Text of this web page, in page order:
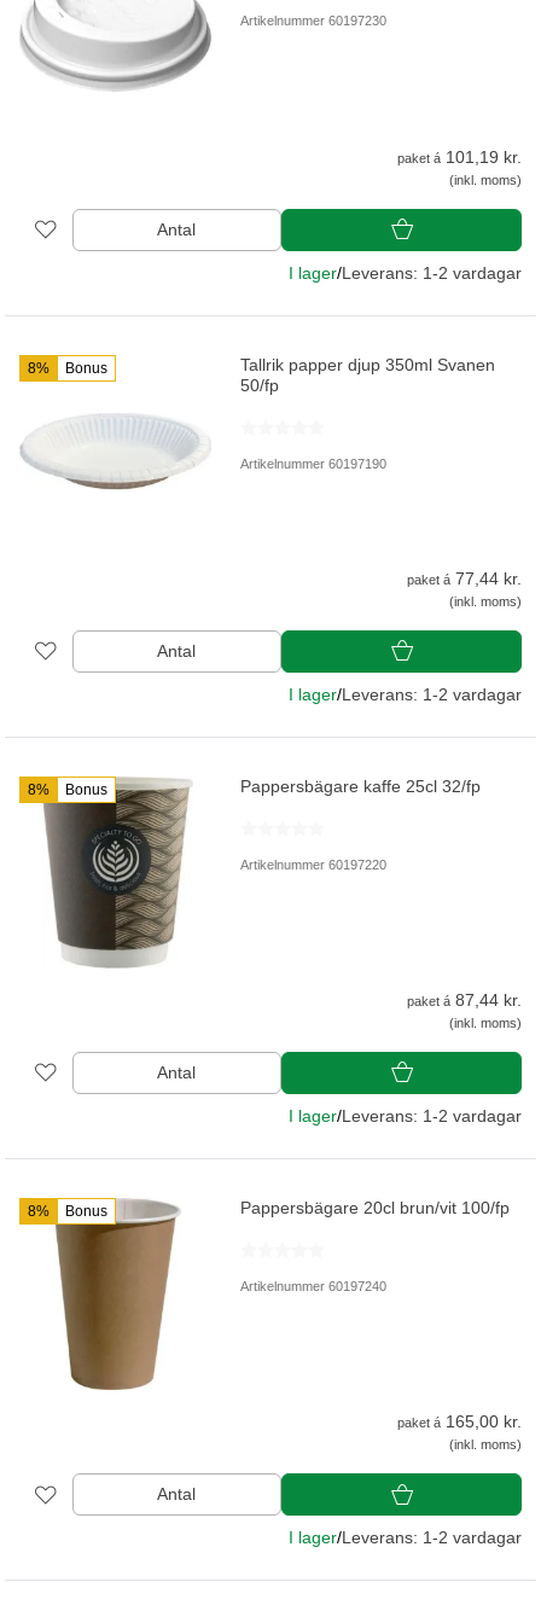
Artikelnummer 60197230
paket á 101,19 kr.
(inkl. moms)
Antal
I lager/Leverans: 1-2 vardagar
8% Bonus
Tallrik papper djup 350ml Svanen
50/fp
Artikelnummer 60197190
paket á 77,44 kr.
(inkl. moms)
Antal
I lager/Leverans: 1-2 vardagar
8% Bonus Pappersbägare kaffe 25cl 32/fp
Artikelnummer 60197220
paket á 87,44 kr.
(inkl. moms)
Antal
I lager/Leverans: 1-2 vardagar
8% Bonus Pappersbägare 20cl brun/vit 100/fp
Artikelnummer 60197240
paket á 165,00 kr.
(inkl. moms)
Antal
I lager/Leverans: 1-2 vardagar